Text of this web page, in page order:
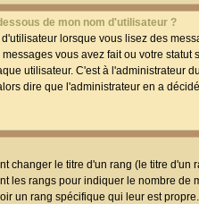
de mon nom d'utilisateur ?
d'utilisateur lorsque vous lisez des
vous avez fait ou votre
utilisateur. C'est à l'administrateur
dire que l'administrateur en a
changer le titre d'un rang (le titre
les rangs pour indiquer le nombre
un rang spécifique qui leur est